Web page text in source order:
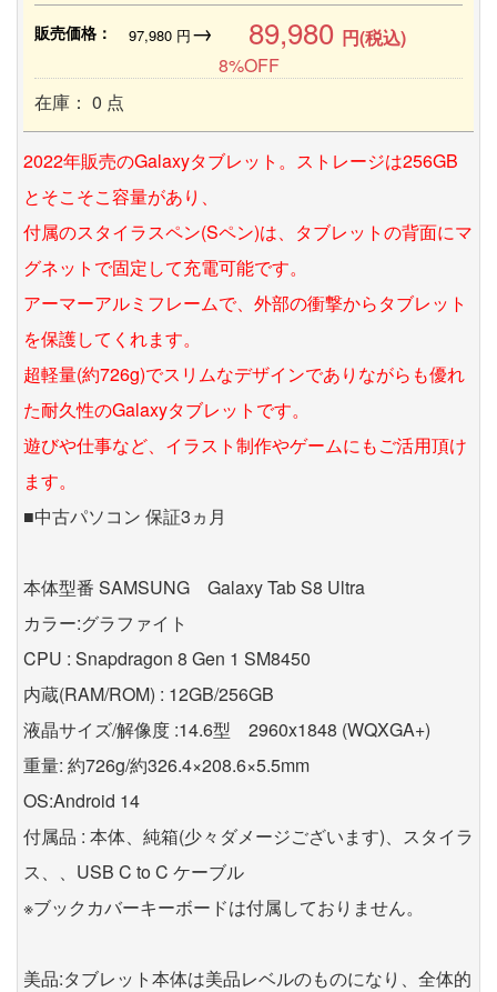
販売価格： 97,980円→ 89,980 円(税込)
8%OFF
在庫： 0 点
2022年販売のGalaxyタブレット。ストレージは256GB
とそこそこ容量があり、
付属のスタイラスペン(Sペン)は、タブレットの背面にマ
グネットで固定して充電可能です。
アーマーアルミフレームで、外部の衝撃からタブレット
を保護してくれます。
超軽量(約726g)でスリムなデザインでありながらも優れ
た耐久性のGalaxyタブレットです。
遊びや仕事など、イラスト制作やゲームにもご活用頂け
ます。
■中古パソコン 保証3ヵ月
本体型番 SAMSUNG Galaxy Tab S8 Ultra
カラー:グラファイト
CPU : Snapdragon 8 Gen 1 SM8450
内蔵(RAM/ROM) : 12GB/256GB
液晶サイズ/解像度 :14.6型 2960x1848 (WQXGA+)
重量: 約726g/約326.4×208.6×5.5mm
OS:Android 14
付属品 : 本体、純箱(少々ダメージございます)、スタイラ
ス、、USB C to C ケーブル
※ブックカバーキーボードは付属しておりません。
美品:タブレット本体は美品レベルのものになり、全体的